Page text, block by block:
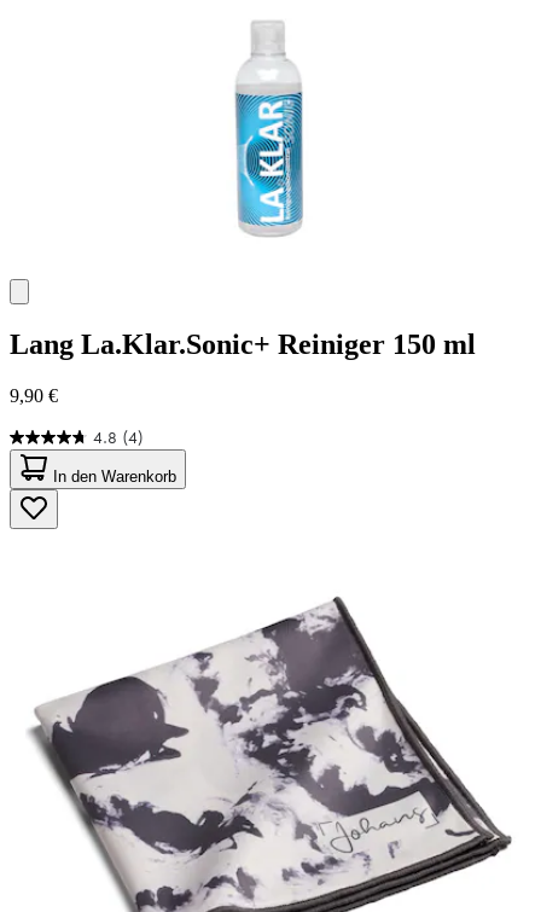
Lang La.Klar.Sonic+ Reiniger 150 ml
9,90 €
4.8 (4)
4.8
von
5
Sternen.
4
In den Warenkorb